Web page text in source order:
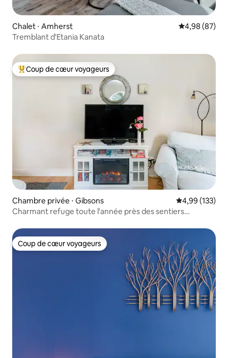
Chalet ⋅ Amherst Évaluation
4,98 (87)
Tremblant d'Etania Kanata
Coups de cœur voyageurs les plus appréciés
Coup de cœur voyageurs
Chambre privée ⋅ Gibsons Évaluation
4,99 (133)
Charmant refuge toute l'année près des sentiers
Coup de cœur voyageurs
Coup de cœur voyageurs